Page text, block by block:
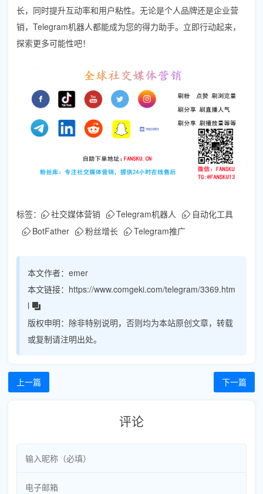
长，同时提升互动率和用户粘性。无论是个人品牌还是企业营
销，Telegram机器人都能成为您的得力助手。立即行动起来，
探索更多可能性吧！
标签： 社交媒体营销 Telegram机器人
自动化工具
BotFather
粉丝增长 Telegram推广
本文作者： emer
本文链接： https://www.comgeki.com/telegram/3369.htm
l
版权申明： 除非特别说明，否则均为本站原创文章，转载
或复制请注明出处。
上一篇 下一篇
评论